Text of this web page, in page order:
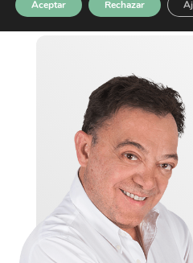
Aceptar Rechazar